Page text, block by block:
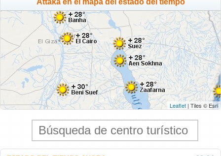
Attaka en el mapa del estado del tiempo
Leaflet | Tiles © Esri